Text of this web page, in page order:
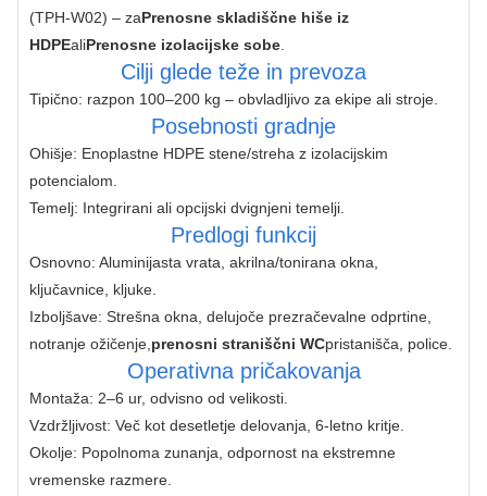
(TPH-W02) – zaPrenosne skladiščne hiše iz
HDPEaliPrenosne izolacijske sobe
Cilji glede teže in prevoza
Tipično: razpon 100–200 kg – obvladljivo za ekipe ali stroje.
Posebnosti gradnje
Ohišje: Enoplastne HDPE stene/streha z izolacijskim
potencialom.
Temelj: Integrirani ali opcijski dvignjeni temelji.
Predlogi funkcij
Osnovno: Aluminijasta vrata, akrilna/tonirana okna,
ključavnice, kljuke.
Izboljšave: Strešna okna, delujoče prezračevalne odprtine,
notranje ožičenje, prenosni straniščni WCpristanišča, police.
Operativna pričakovanja
Montaža: 2–6 ur, odvisno od velikosti.
Vzdržljivost: Več kot desetletje delovanja, 6-letno kritje.
Okolje: Popolnoma zunanja, odpornost na ekstremne
vremenske razmere.